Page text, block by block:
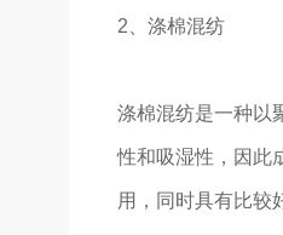
2、涤棉混纺
涤棉混纺是一种以
性和吸湿性，因此
用，同时具有比较